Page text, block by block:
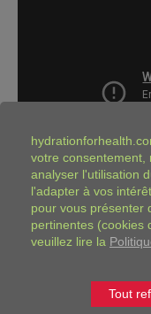
votre consentement,
analyser l'utilisation
l'adapter à vos
pour vous présenter
pertinentes (cookies
veuillez lire la
Tout